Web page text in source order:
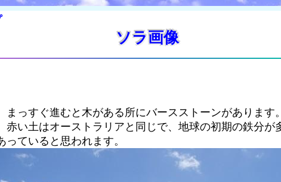
ソラ画像
っすぐ進むと木がある所にバースストーンがあります
い土はオーストラリアと同じで、地球の初期の鉄分
ていると思われます。